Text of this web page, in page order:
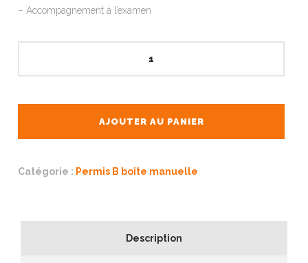
– Accompagnement à l’examen
AJOUTER AU PANIER
Catégorie : Permis B boite manuelle
Description